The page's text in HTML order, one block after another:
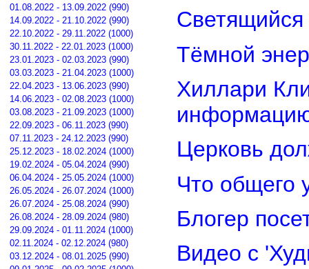
01.08.2022 - 13.09.2022 (990)
14.09.2022 - 21.10.2022 (990)
22.10.2022 - 29.11.2022 (1000)
30.11.2022 - 22.01.2023 (1000)
23.01.2023 - 02.03.2023 (990)
03.03.2023 - 21.04.2023 (1000)
22.04.2023 - 13.06.2023 (990)
14.06.2023 - 02.08.2023 (1000)
03.08.2023 - 21.09.2023 (1000)
22.09.2023 - 06.11.2023 (990)
07.11.2023 - 24.12.2023 (990)
25.12.2023 - 18.02.2024 (1000)
19.02.2024 - 05.04.2024 (990)
06.04.2024 - 25.05.2024 (1000)
26.05.2024 - 26.07.2024 (1000)
26.07.2024 - 25.08.2024 (990)
26.08.2024 - 28.09.2024 (980)
29.09.2024 - 01.11.2024 (1000)
02.11.2024 - 02.12.2024 (980)
03.12.2024 - 08.01.2025 (990)
Светящийся
Тёмной
Хиллари
Церковь
Что общего
Блогер
Видео с